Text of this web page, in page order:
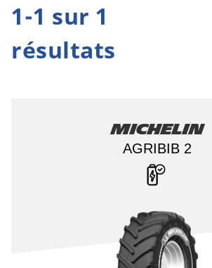
1-1 sur 1
résultats
Michelin
AGRIBIB 2